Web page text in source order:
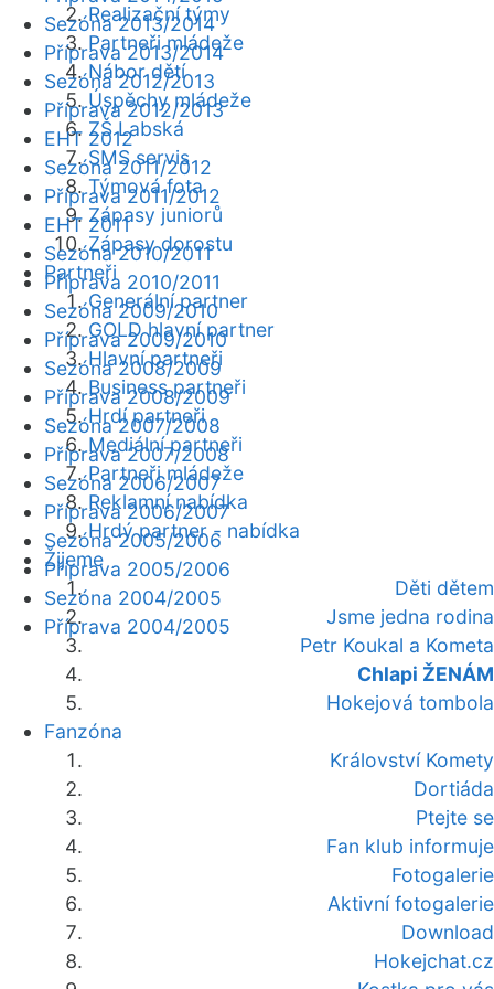
Realizační týmy
Partneři mládeže
Nábor dětí
Úspěchy mládeže
ZŠ Labská
SMS servis
Týmová fota
Zápasy juniorů
Zápasy dorostu
Partneři
Generální partner
GOLD hlavní partner
Hlavní partneři
Business partneři
Hrdí partneři
Mediální partneři
Partneři mládeže
Reklamní nabídka
Hrdý partner - nabídka
Žijeme
Děti dětem
Jsme jedna rodina
Petr Koukal a Kometa
Chlapi ŽENÁM
Hokejová tombola
Fanzóna
Království Komety
Dortiáda
Ptejte se
Fan klub informuje
Fotogalerie
Aktivní fotogalerie
Download
Hokejchat.cz
Sezóna 2013/2014
Příprava 2013/2014
Sezóna 2012/2013
Příprava 2012/2013
EHT 2012
Sezóna 2011/2012
Příprava 2011/2012
EHT 2011
Sezóna 2010/2011
Příprava 2010/2011
Sezóna 2009/2010
Příprava 2009/2010
Sezóna 2008/2009
Příprava 2008/2009
Sezóna 2007/2008
Příprava 2007/2008
Sezóna 2006/2007
Příprava 2006/2007
Sezóna 2005/2006
Příprava 2005/2006
Sezóna 2004/2005
Příprava 2004/2005